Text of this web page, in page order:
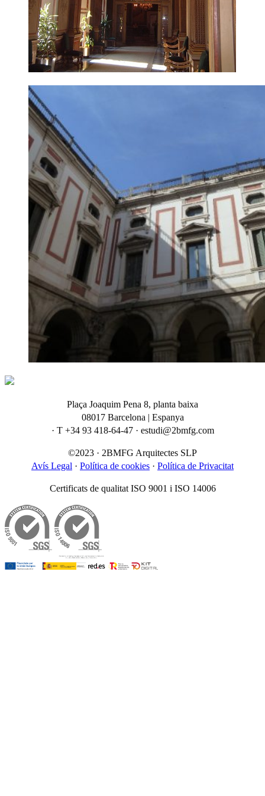
Plaça Joaquim Pena 8, planta baixa
08017 Barcelona | Espanya
· T +34 93 418-64-47 · estudi@2bmfg.com
©2023 · 2BMFG Arquitectes SLP
Avís Legal · Política de cookies · Política de Privacitat
Certificats de qualitat ISO 9001 i ISO 14006